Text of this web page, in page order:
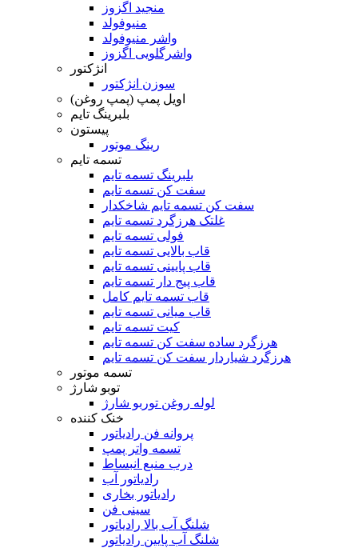
منجید اگزوز
منیوفولد
واشر منیوفولد
واشرگلویی اگزوز
انژکتور
سوزن انژکتور
اویل پمپ (پمپ روغن)
بلبرینگ تایم
پیستون
رینگ موتور
تسمه تایم
بلبرینگ تسمه تایم
سفت کن تسمه تایم
سفت کن تسمه تایم شاخکدار
غلتک هرزگرد تسمه تایم
فولی تسمه تایم
قاب بالایی تسمه تایم
قاب پایینی تسمه تایم
قاب پیج دار تسمه تایم
قاب تسمه تایم کامل
قاب میانی تسمه تایم
کیت تسمه تایم
هرزگرد ساده سفت کن تسمه تایم
هرزگرد شیاردار سفت کن تسمه تایم
تسمه موتور
توبو شارژ
لوله روغن توربو شارژ
خنک کننده
پروانه فن رادیاتور
تسمه واتر پمپ
درب منبع انبساط
رادیاتور آب
رادیاتور بخاری
سینی فن
شلنگ آب بالا رادیاتور
شلنگ آب پایین رادیاتور